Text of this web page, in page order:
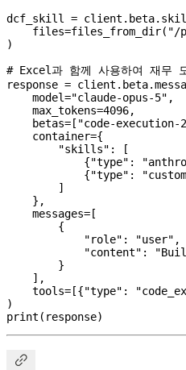
dcf_skill =
    files
=files_from_dir( "/
)
# Excel과 함께 사용하여 재무
response =
    model
="claude-opus-5" ,
    max_tokens
=4096,
    betas
= [ "code-execution-
    container
={
        "skills"
: [
            {
"type" :
            {
"type" :
        ]
    },
    messages
= [
        {
            "role"
: "user" ,
            "content"
:
        }
    ],
    tools
= [{"type" :
)
print (response)
